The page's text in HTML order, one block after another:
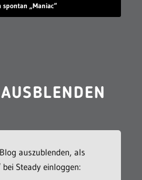
„Maniac“
auszublenden, als
bei Steady einloggen: